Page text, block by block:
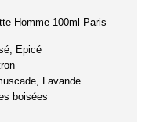
Homme 100ml Paris
Epicé
Lavande
boisées